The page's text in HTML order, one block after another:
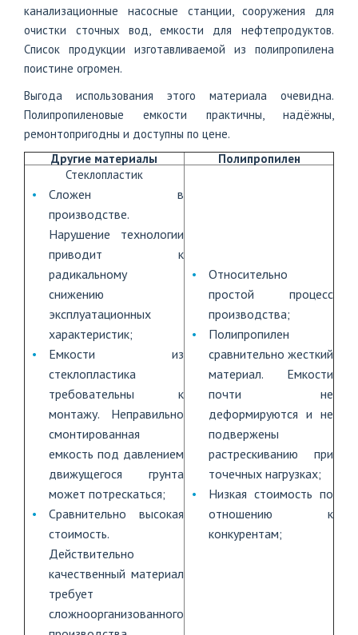
канализационные насосные станции, сооружения для
очистки сточных вод, емкости для нефтепродуктов.
Список продукции изготавливаемой из полипропилена
поистине огромен.
Выгода использования этого материала очевидна.
Полипропиленовые емкости практичны, надёжны,
ремонтопригодны и доступны по цене.
Другие материалы
Полипропилен
Стеклопластик
Сложен в
производстве.
Нарушение технологии
приводит к
радикальному
снижению
эксплуатационных
характеристик;
Емкости из
стеклопластика
требовательны к
монтажу. Неправильно
смонтированная
емкость под давлением
движущегося грунта
может потрескаться;
Сравнительно высокая
стоимость.
Действительно
качественный материал
требует
сложноорганизованного
Относительно
простой процесс
производства;
Полипропилен
сравнительно жесткий
материал. Емкости
почти не
деформируются и не
подвержены
растрескиванию при
точечных нагрузках;
Низкая стоимость по
отношению к
конкурентам;